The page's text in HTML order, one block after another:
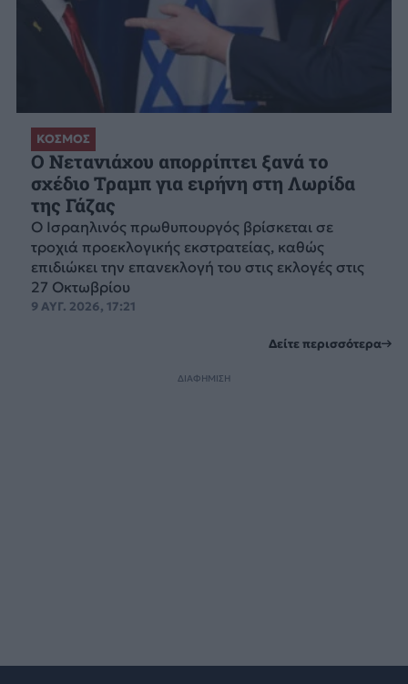
ΚΟΣΜΟΣ
Ο Νετανιάχου απορρίπτει ξανά το
σχέδιο Τραμπ για ειρήνη στη Λωρίδα
της Γάζας
Ο Ισραηλινός πρωθυπουργός βρίσκεται σε
τροχιά προεκλογικής εκστρατείας, καθώς
επιδιώκει την επανεκλογή του στις εκλογές στις
27 Οκτωβρίου
9 ΑΥΓ. 2026, 17:21
Δείτε περισσότερα
ΔΙΑΦΗΜΙΣΗ